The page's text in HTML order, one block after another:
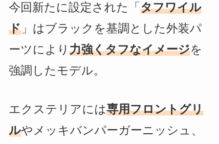
今回新たに設定された「 タフワイル
ド」はブラックを基調とした外装パ
ーツにより 力強くタフなイメージを
強調したモデル。
エクステリアには専用フロントグリ
ルやメッキバンパーガーニッシュ、